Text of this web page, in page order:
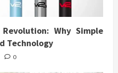
Why Simple
Technology
0